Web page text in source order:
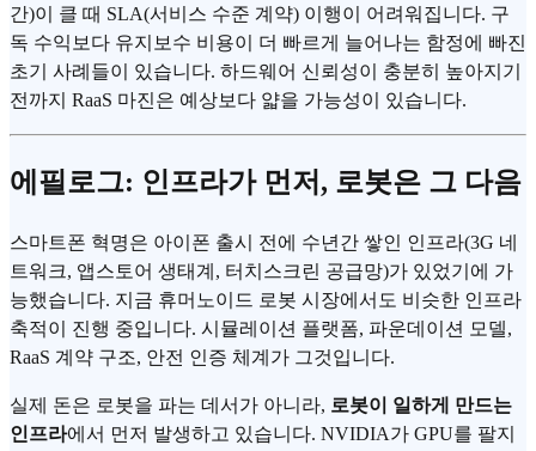
간)이 클 때 SLA(서비스 수준 계약) 이행이 어려워집니다. 구
독 수익보다 유지보수 비용이 더 빠르게 늘어나는 함정에 빠진
초기 사례들이 있습니다. 하드웨어 신뢰성이 충분히 높아지기
전까지 RaaS 마진은 예상보다 얇을 가능성이 있습니다.
에필로그: 인프라가 먼저, 로봇은 그 다음
스마트폰 혁명은 아이폰 출시 전에 수년간 쌓인 인프라(3G 네
트워크, 앱스토어 생태계, 터치스크린 공급망)가 있었기에 가
능했습니다. 지금 휴머노이드 로봇 시장에서도 비슷한 인프라
축적이 진행 중입니다. 시뮬레이션 플랫폼, 파운데이션 모델,
RaaS 계약 구조, 안전 인증 체계가 그것입니다.
실제 돈은 로봇을 파는 데서가 아니라, 로봇이 일하게 만드는
인프라에서 먼저 발생하고 있습니다. NVIDIA가 GPU를 팔지